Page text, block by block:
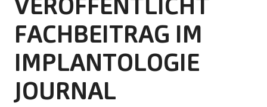
FACHBEITRAG IM
IMPLANTOLOGIE
JOURNAL